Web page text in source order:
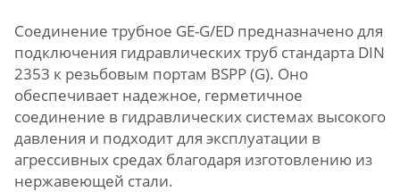
Соединение трубное GE-G/ED предназначено для
подключения гидравлических труб стандарта DIN
2353 к резьбовым портам BSPP (G). Оно
обеспечивает надежное, герметичное
соединение в гидравлических системах высокого
давления и подходит для эксплуатации в
агрессивных средах благодаря изготовлению из
нержавеющей стали.